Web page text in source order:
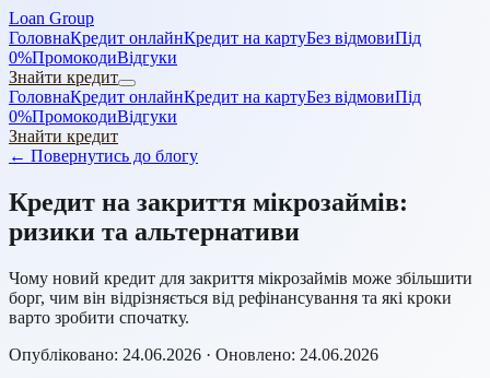
Loan Group
ГоловнаКредит онлайнКредит на картуБез відмовиПід
0%ПромокодиВідгуки
Знайти кредит
ГоловнаКредит онлайнКредит на картуБез відмовиПід
0%ПромокодиВідгуки
Знайти кредит
← Повернутись до блогу
Кредит на закриття мікрозаймів:
ризики та альтернативи
Чому новий кредит для закриття мікрозаймів може збільшити
борг, чим він відрізняється від рефінансування та які кроки
варто зробити спочатку.
Опубліковано: 24.06.2026 · Оновлено: 24.06.2026